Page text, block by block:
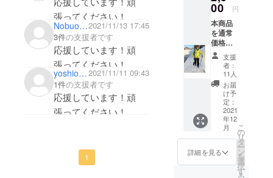
張ってください！
Nobuo Iwafuchi2021/11/13 17:45
3件の支援者です
応援しています！頑
張ってください！
yoshio matsu2021/11/11 09:43
1件の支援者です
応援しています！頑
張ってください！
1
00 円
本商品
を通常
価格
3000円
のとこ
ろ、支
援者対
象で
2500円/
セット
でリ
ターン
とさせ
て頂き
ます。
商品サ
支援
者：
11人
お届
け予
定：
2021
年12
月
詳細を見る
こ
の
リ
タ
ー
ン
を
選
択
す